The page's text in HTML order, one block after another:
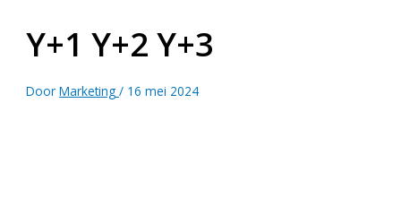
Y+1 Y+2 Y+3
DoorMarketing/ 16 mei 2024